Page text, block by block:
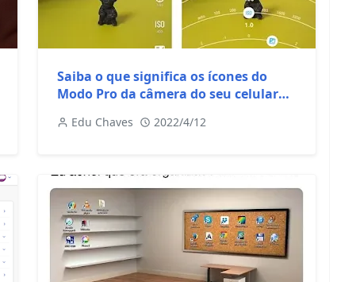
Saiba o que significa os ícones do
Modo Pro da câmera do seu celular
Edu Chaves 2022/4/12